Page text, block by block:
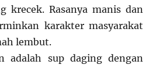
krecek. Rasanya manis dan
karakter masyarakat
lembut.
adalah sup daging dengan